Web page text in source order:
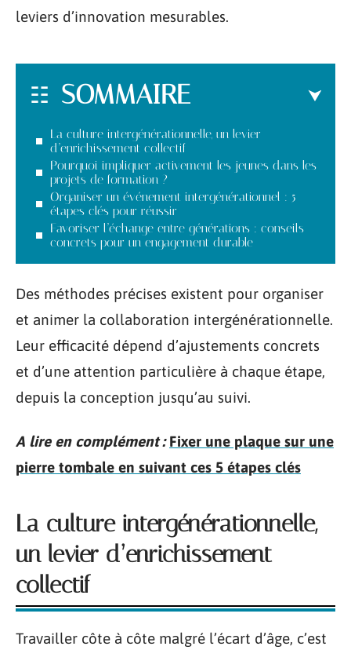
leviers d’innovation mesurables.
SOMMAIRE
La culture intergénérationnelle, un levier
d’enrichissement collectif
Pourquoi impliquer activement les jeunes dans les
projets de formation ?
Organiser un événement intergénérationnel : 5
étapes clés pour réussir
Favoriser l’échange entre générations : conseils
concrets pour un engagement durable
Des méthodes précises existent pour organiser
et animer la collaboration intergénérationnelle.
Leur efficacité dépend d’ajustements concrets
et d’une attention particulière à chaque étape,
depuis la conception jusqu’au suivi.
A lire en complément : Fixer une plaque sur une
pierre tombale en suivant ces 5 étapes clés
La culture intergénérationnelle,
un levier d’enrichissement
collectif
Travailler côte à côte malgré l’écart d’âge, c’est